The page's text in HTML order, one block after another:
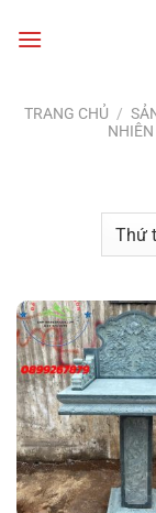
qua
TRANG CHỦ /